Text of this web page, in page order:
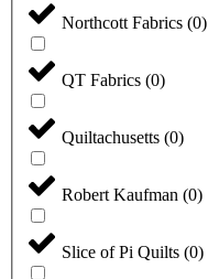
Northcott Fabrics (0)
QT Fabrics (0)
Quiltachusetts (0)
Robert Kaufman (0)
Slice of Pi Quilts (0)